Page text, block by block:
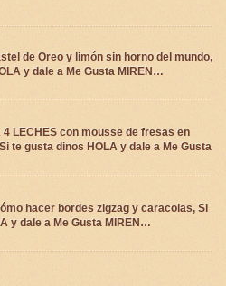
de Oreo y limón sin horno del mundo,
y dale a Me Gusta MIREN…
4 LECHES con mousse de fresas en
te gusta dinos HOLA y dale a Me Gusta
hacer bordes zigzag y caracolas, Si
y dale a Me Gusta MIREN…